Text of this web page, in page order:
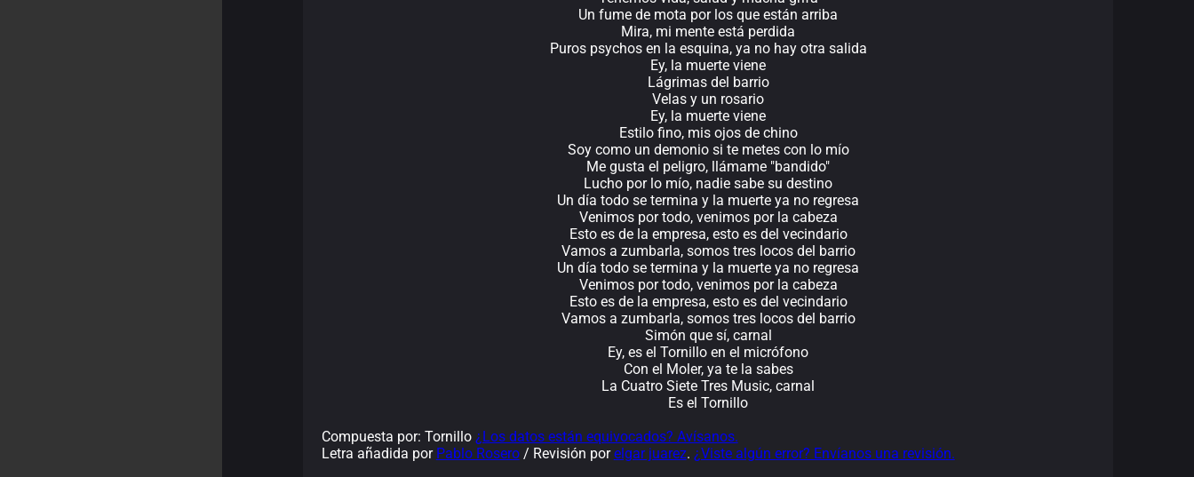
Un fume de mota por los que están arriba
Mira, mi mente está perdida
Puros psychos en la esquina, ya no hay otra salida
Ey, la muerte viene
Lágrimas del barrio
Velas y un rosario
Ey, la muerte viene
Estilo fino, mis ojos de chino
Soy como un demonio si te metes con lo mío
Me gusta el peligro, llámame "bandido"
Lucho por lo mío, nadie sabe su destino
Un día todo se termina y la muerte ya no regresa
Venimos por todo, venimos por la cabeza
Esto es de la empresa, esto es del vecindario
Vamos a zumbarla, somos tres locos del barrio
Un día todo se termina y la muerte ya no regresa
Venimos por todo, venimos por la cabeza
Esto es de la empresa, esto es del vecindario
Vamos a zumbarla, somos tres locos del barrio
Simón que sí, carnal
Ey, es el Tornillo en el micrófono
Con el Moler, ya te la sabes
La Cuatro Siete Tres Music, carnal
Es el Tornillo
Compuesta por: Tornillo ¿Los datos están equivocados? Avísanos.
Letra añadida por Pablo Rosero/ Revisión porelgar juarez. ¿Viste algún error? Envíanos una revisión.